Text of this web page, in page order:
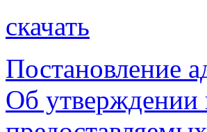
скачать
Постановление
Об утверждении